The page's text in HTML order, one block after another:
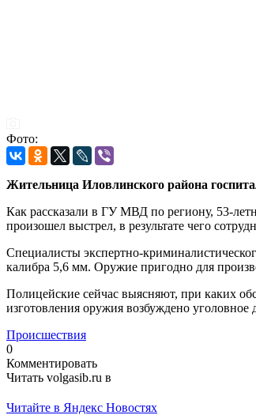
Фото:
Жительница Иловлинского района
Как рассказали в ГУ МВД по региону, 53-
произошел выстрел, в результате чего
Специалисты экспертно-
калибра 5,6 мм. Оружие пригодно для
Полицейские сейчас выясняют, при каких
изготовления оружия возбуждено уголовное
Происшествия
0
Комментировать
Читать volgasib.ru в
Читайте в Яндекс Новостях